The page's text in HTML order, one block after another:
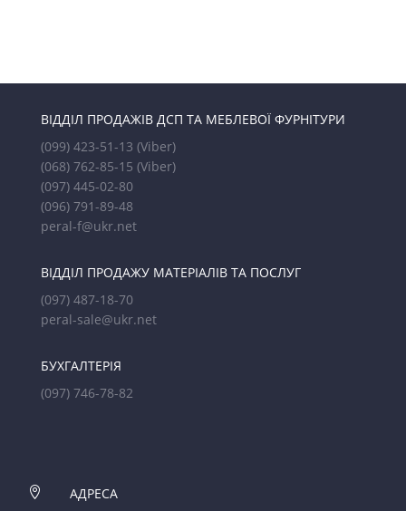
ВІДДІЛ ПРОДАЖІВ ДСП ТА МЕБЛЕВОЇ ФУРНІТУРИ
(099) 423-51-13 (Viber)
(068) 762-85-15 (Viber)
(097) 445-02-80
(096) 791-89-48
peral-f@ukr.net
ВІДДІЛ ПРОДАЖУ МАТЕРІАЛІВ ТА ПОСЛУГ
(097) 487-18-70
peral-sale@ukr.net
БУХГАЛТЕРІЯ
(097) 746-78-82

АДРЕСА